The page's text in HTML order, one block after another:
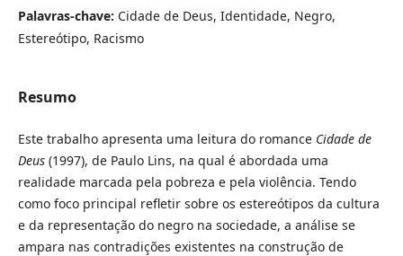
Palavras-chave: Cidade de Deus, Identidade, Negro,
Estereótipo, Racismo
Resumo
Este trabalho apresenta uma leitura do romance Cidade de
Deus(1997), de Paulo Lins, na qual é abordada uma
realidade marcada pela pobreza e pela violência. Tendo
como foco principal refletir sobre os estereótipos da cultura
e da representação do negro na sociedade, a análise se
ampara nas contradições existentes na construção de